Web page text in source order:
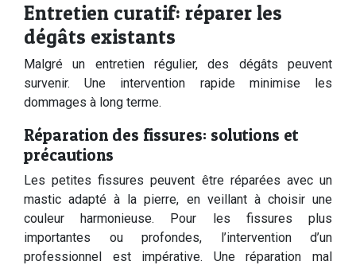
Entretien curatif: réparer les
dégâts existants
Malgré un entretien régulier, des dégâts peuvent
survenir. Une intervention rapide minimise les
dommages à long terme.
Réparation des fissures: solutions et
précautions
Les petites fissures peuvent être réparées avec un
mastic adapté à la pierre, en veillant à choisir une
couleur harmonieuse. Pour les fissures plus
importantes ou profondes, l’intervention d’un
professionnel est impérative. Une réparation mal